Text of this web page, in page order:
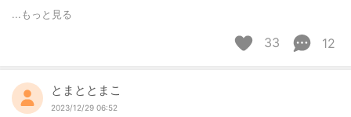
...もっと見る
33 12
とまととまこ
2023/12/29 06:52